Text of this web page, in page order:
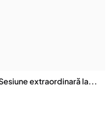
extraordinară la...